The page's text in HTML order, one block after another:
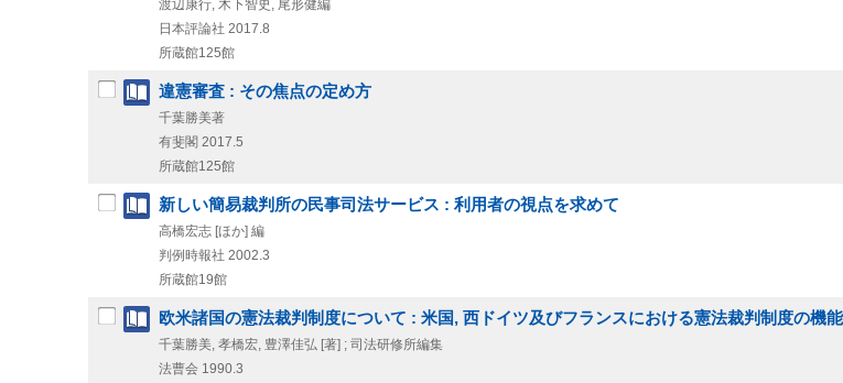
渡辺康行, 木下智史, 尾形健編
日本評論社 2017.8
所蔵館125館
違憲審査 : その焦点の定め方
千葉勝美著
有斐閣 2017.5
所蔵館125館
新しい簡易裁判所の民事司法サービス : 利用者の視点を求めて
高橋宏志 [ほか] 編
判例時報社 2002.3
所蔵館19館
欧米諸国の憲法裁判制度について : 米国, 西ドイツ及びフランスにおける憲法裁判制度の機
千葉勝美, 孝橋宏, 豊澤佳弘 [著] ; 司法研修所編集
法曹会 1990.3